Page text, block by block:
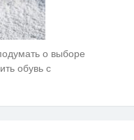
о выборе
обувь с
i